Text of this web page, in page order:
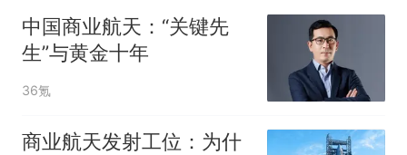
官方通报
热
制裁瓜子饺子，美国怕什
中国商业航天：“关键先
生”与黄金十年
36氪
商业航天发射工位：为什